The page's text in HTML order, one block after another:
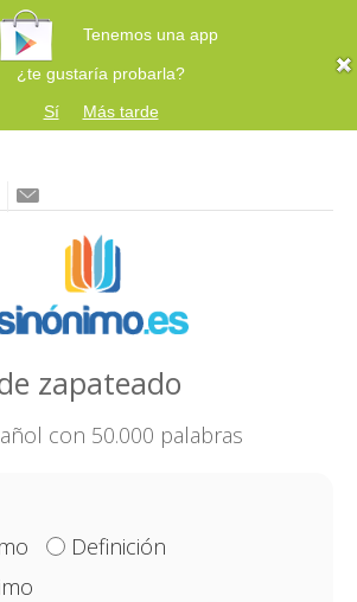
Tenemos una app
¿te gustaría probarla?
Sí
Más tarde
zapateado
con 50.000 palabras
Definición